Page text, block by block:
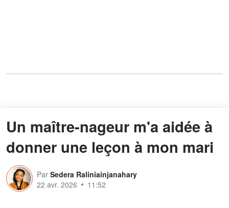
Un maître-nageur m'a aidée à
donner une leçon à mon mari
Par Sedera Raliniainjanahary
22 avr. 2026
11:52